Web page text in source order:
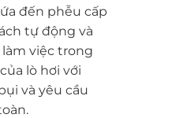
đến phễu cấp
tự động và
việc trong
lò hơi với
và yêu cầu